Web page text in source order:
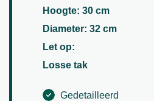
Hoogte: 30 cm
Diameter: 32 cm
Let op:
Losse tak
Gedetailleerd